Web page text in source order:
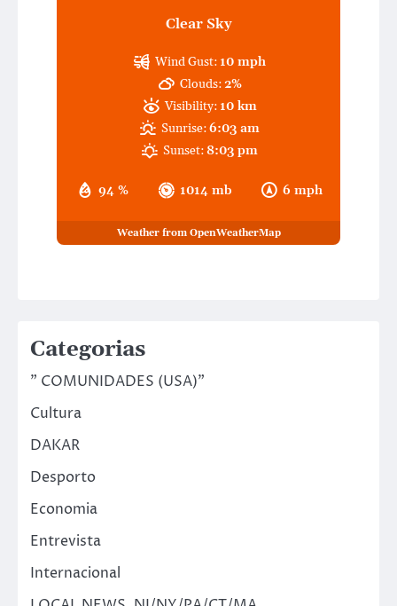
Clear Sky
94 % 1014 mb 6 mph
Wind Gust: 10 mph
Clouds:2%
Visibility: 10 km
Sunrise:6:03 am
Sunset:8:03 pm
Weather from OpenWeatherMap
Categorias
" COMUNIDADES (USA)"
Cultura
DAKAR
Desporto
Economia
Entrevista
Internacional